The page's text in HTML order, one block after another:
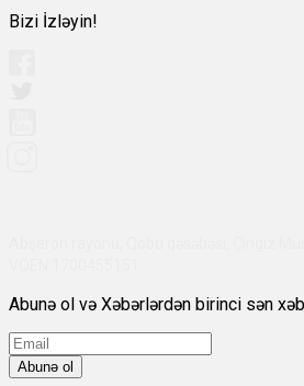
Bizi İzləyin!
Abunə ol və Xəbərlərdən birinci sən
Abunə ol